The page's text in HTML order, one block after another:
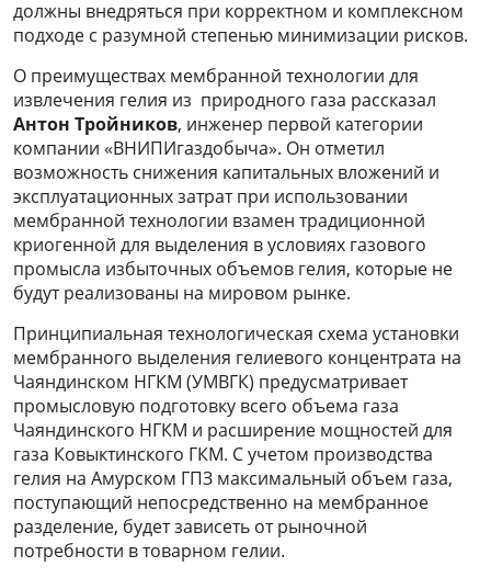
должны внедряться при корректном и комплексном
подходе с разумной степенью минимизации рисков.
О преимуществах мембранной технологии для
извлечения гелия из природного газа рассказал
Антон Тройников, инженер первой категории
компании «ВНИПИгаздобыча». Он отметил
возможность снижения капитальных вложений и
эксплуатационных затрат при использовании
мембранной технологии взамен традиционной
криогенной для выделения в условиях газового
промысла избыточных объемов гелия, которые не
будут реализованы на мировом рынке.
Принципиальная технологическая схема установки
мембранного выделения гелиевого концентрата на
Чаяндинском НГКМ (УМВГК) предусматривает
промысловую подготовку всего объема газа
Чаяндинского НГКМ и расширение мощностей для
газа Ковыктинского ГКМ. С учетом производства
гелия на Амурском ГПЗ максимальный объем газа,
поступающий непосредственно на мембранное
разделение, будет зависеть от рыночной
потребности в товарном гелии.